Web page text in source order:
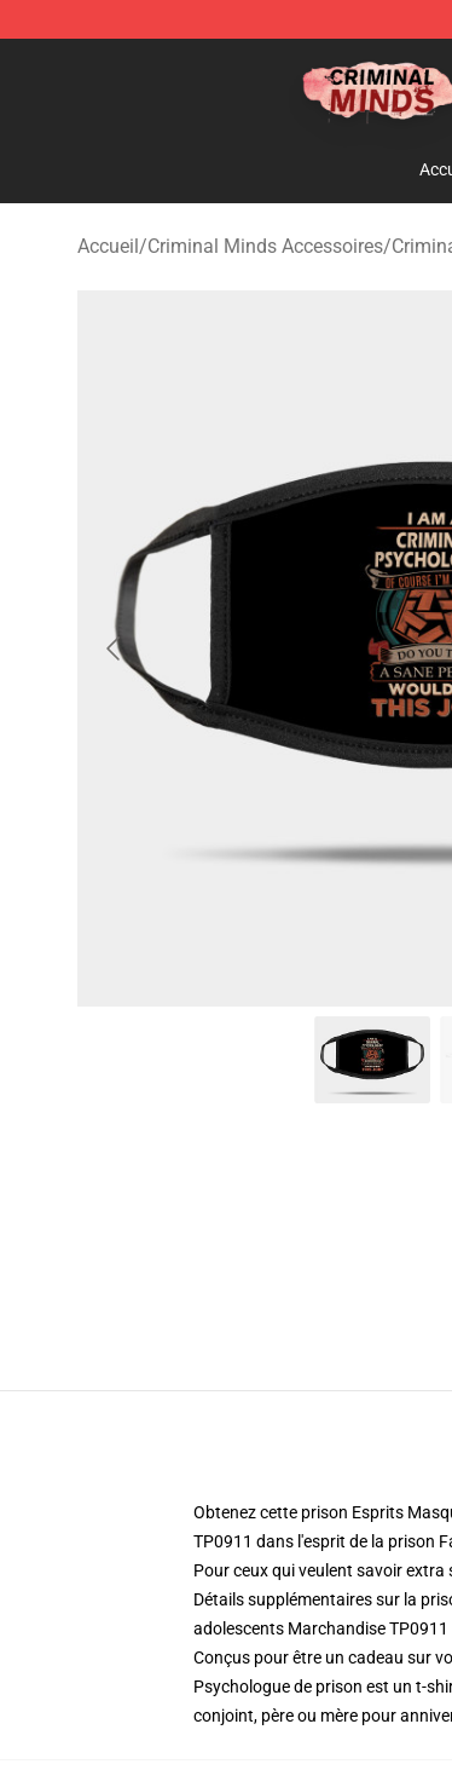
Criminal Minds Shop - Official Criminal
Accueil/Criminal Minds Accessoires/
Obtenez cette prison Esprits
TP0911 dans l'esprit de la prison
Pour ceux qui veulent savoir
Détails supplémentaires sur la
adolescents Marchandise
Conçus pour être un cadeau sur
Psychologue de prison est un t-
conjoint, père ou mère pour